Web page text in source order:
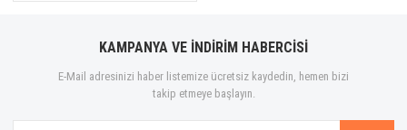
KAMPANYA VE İNDİRİM HABERCİSİ
E-Mail adresinizi haber listemize ücretsiz kaydedin, hemen bizi
takip etmeye başlayın.